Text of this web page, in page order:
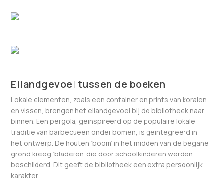
Eilandgevoel tussen de boeken
Lokale elementen, zoals een container en prints van koralen
en vissen, brengen het eilandgevoel bij de bibliotheek naar
binnen. Een pergola, geïnspireerd op de populaire lokale
traditie van barbecueën onder bomen, is geïntegreerd in
het ontwerp. De houten ‘boom’ in het midden van de begane
grond kreeg ‘bladeren’ die door schoolkinderen werden
beschilderd. Dit geeft de bibliotheek een extra persoonlijk
karakter.